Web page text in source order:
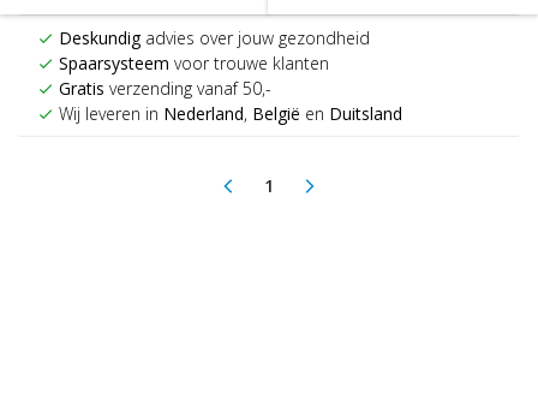
check Deskundigadvies over jouw gezondheid
check Spaarsysteem voor trouwe klanten
check Gratis verzending vanaf 50,-
check Wij leveren in Nederland, België en Duitsland
arrow_back_ios 1(current)
arrow_forward_ios